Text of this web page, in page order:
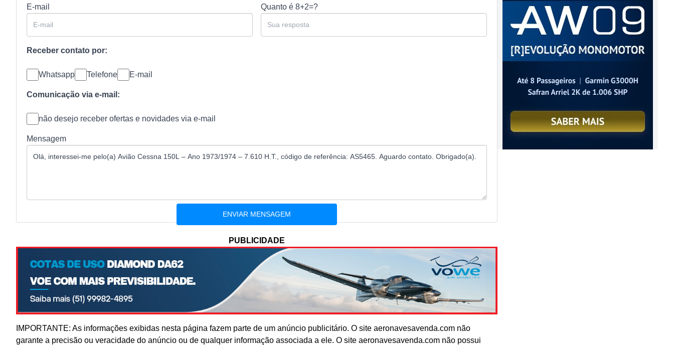
E-mail Quanto é 8+2=?
Receber contato por:
Whatsapp Telefone E-mail
Comunicação via e-mail:
não desejo receber ofertas e novidades via e-mail
Mensagem
PUBLICIDADE
IMPORTANTE: As informações exibidas nesta página fazem parte de um anúncio publicitário. O site aeronavesavenda.com não
garante a precisão ou veracidade do anúncio ou de qualquer informação associada a ele. O site aeronavesavenda.com não possui